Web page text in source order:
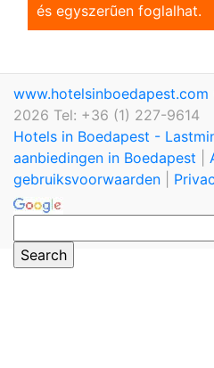
és egyszerũen foglalhat.
www.hotelsinboedapest.com
2026 Tel: +36 (1) 227-9614
Hotels in Boedapest -
aanbiedingen in Boedapest
gebruiksvoorwaarden